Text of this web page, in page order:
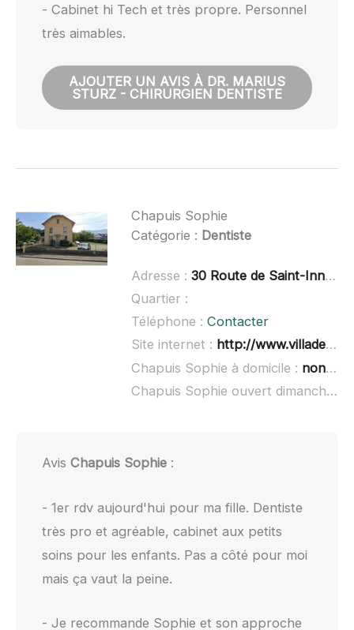
- Cabinet hi Tech et très propre. Personnel
très aimables.
AJOUTER UN AVIS À DR. MARIUS
STURZ - CHIRURGIEN DENTISTE
Chapuis Sophie
Catégorie : Dentiste
Adresse : 30 Route de Saint-Innocent, 73100 Aix-les-Bains
Quartier :
Téléphone : Contacter
Site internet : http://www.villadentinn.fr/
Chapuis Sophie à domicile : non renseigné
Chapuis Sophie ouvert dimanche :
Avis Chapuis Sophie:
- 1er rdv aujourd'hui pour ma fille. Dentiste
très pro et agréable, cabinet aux petits
soins pour les enfants. Pas a côté pour moi
mais ça vaut la peine.
- Je recommande Sophie et son approche